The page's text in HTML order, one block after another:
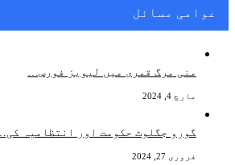
عوامی مسائل
منی مرگ قمری میں لیویز فورس…
مارچ 4, 2024
گورو جگلوٹ حکومت اور انتظامیہ کی…
فروری 27, 2024